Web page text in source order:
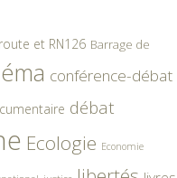
et RN126 Barrage de
conférence-débat
débat
Ecologie Economie